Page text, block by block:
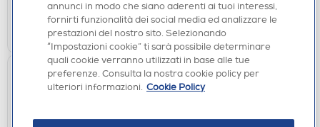
AGGIUNGI
annunci in modo che siano aderenti ai tuoi interessi,
fornirti funzionalità dei social media ed analizzare le
prestazioni del nostro sito. Selezionando
“Impostazioni cookie” ti sarà possibile determinare
quali cookie verranno utilizzati in base alle tue
preferenze. Consulta la nostra cookie policy per
ulteriori informazioni. Cookie Policy